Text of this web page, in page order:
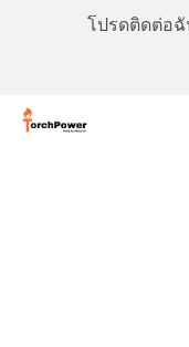
โปรดติดต่อ